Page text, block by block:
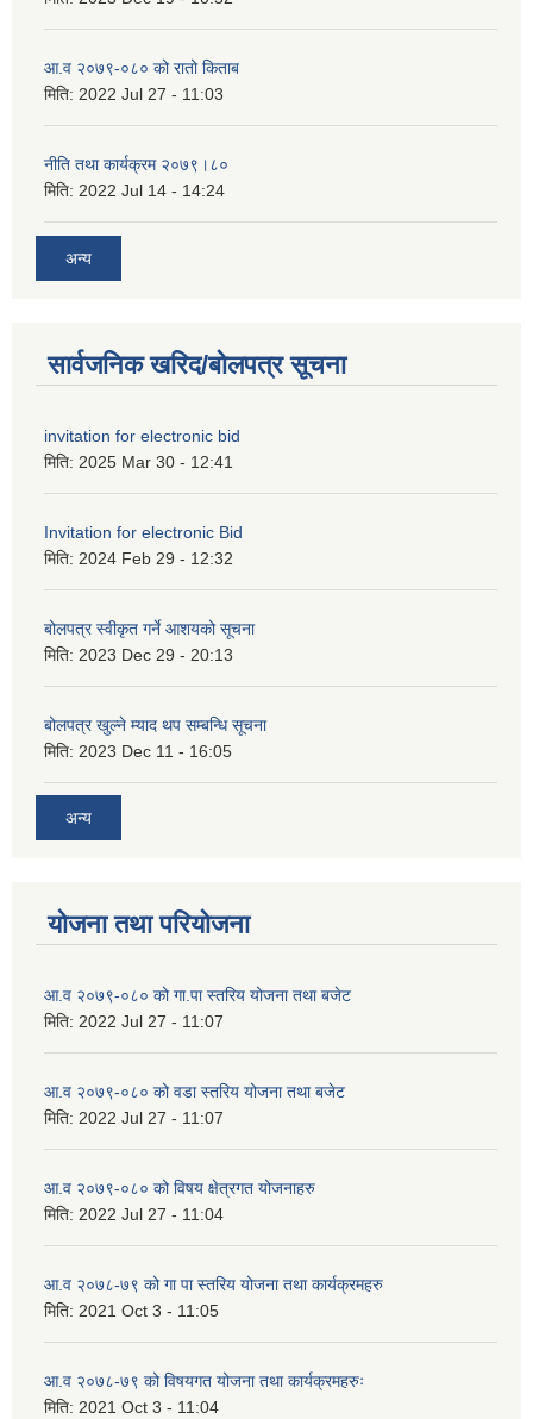
आ.व २०७९-०८० को रातो किताब
मिति: 2022 Jul 27 - 11:03
नीति तथा कार्यक्रम २०७९।८०
मिति: 2022 Jul 14 - 14:24
अन्य
सार्वजनिक खरिद/बोलपत्र सूचना
invitation for electronic bid
मिति: 2025 Mar 30 - 12:41
Invitation for electronic Bid
मिति: 2024 Feb 29 - 12:32
बोलपत्र स्वीकृत गर्ने आशयको सूचना
मिति: 2023 Dec 29 - 20:13
बोलपत्र खुल्ने म्याद थप सम्बन्धि सूचना
मिति: 2023 Dec 11 - 16:05
अन्य
योजना तथा परियोजना
आ.व २०७९-०८० को गा.पा स्तरिय योजना तथा बजेट
मिति: 2022 Jul 27 - 11:07
आ.व २०७९-०८० को वडा स्तरिय योजना तथा बजेट
मिति: 2022 Jul 27 - 11:07
आ.व २०७९-०८० को विषय क्षेत्रगत योजनाहरु
मिति: 2022 Jul 27 - 11:04
आ.व २०७८-७९ को गा पा स्तरिय योजना तथा कार्यक्रमहरु
मिति: 2021 Oct 3 - 11:05
आ.व २०७८-७९ को विषयगत योजना तथा कार्यक्रमहरुः
मिति: 2021 Oct 3 - 11:04